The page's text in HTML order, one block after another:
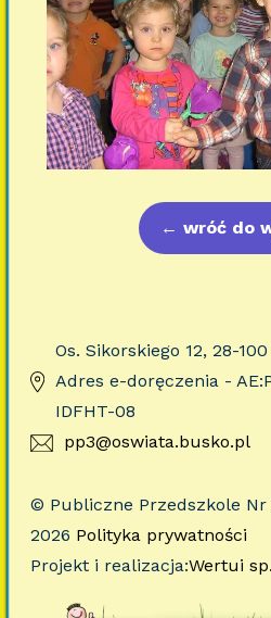
← wróć do
Os. Sikorskiego 12, 28-
Adres e-doręczenia -
IDFHT-08
pp3@oswiata.busko.pl
© Publiczne Przedszkole
2026 Polityka prywatności
Projekt i realizacja:Wertui